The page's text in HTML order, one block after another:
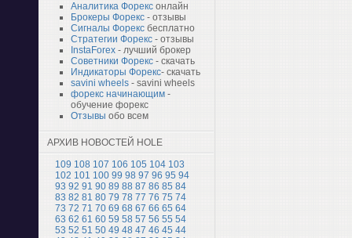
Аналитика Форекс онлайн
Брокеры Форекс - отзывы
Сигналы Форекс бесплатно
Стратегии Форекс - отзывы
InstaForex - лучший брокер
Советники Форекс - скачать
Индикаторы Форекс- скачать
savini wheels - savini wheels
форекс начинающим -
обучение форекс
Отзывы обо всем
АРХИВ НОВОСТЕЙ HOLE
109 108 107 106 105 104 103
102 101 100 99 98 97 96 95 94
93 92 91 90 89 88 87 86 85 84
83 82 81 80 79 78 77 76 75 74
73 72 71 70 69 68 67 66 65 64
63 62 61 60 59 58 57 56 55 54
53 52 51 50 49 48 47 46 45 44